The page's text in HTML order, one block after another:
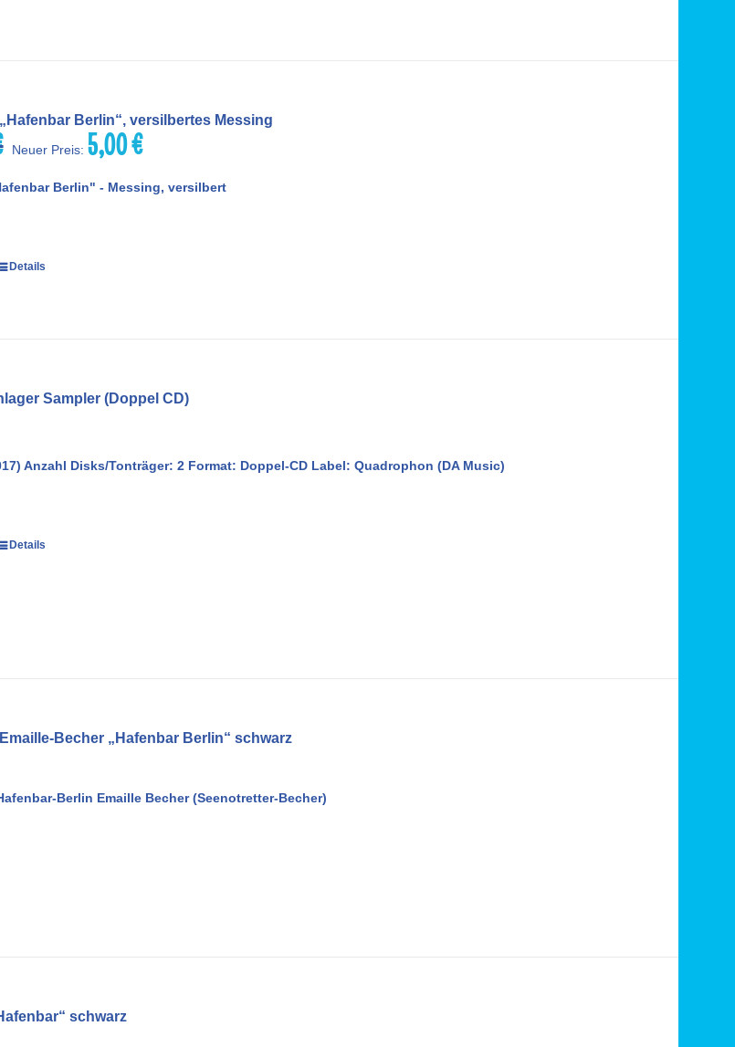
Berlin“, versilbertes Messing
Ursprünglicher
war:
Neuer Preis: 5,00€Aktueller
ist:
Berlin" - Messing, versilbert
Details
Sampler (Doppel CD)
Anzahl Disks/Tonträger: 2 Format: Doppel-CD Label: Quadrophon (DA Music)
Details
Becher „Hafenbar Berlin“ schwarz
Berlin Emaille Becher (Seenotretter-Becher)
schwarz